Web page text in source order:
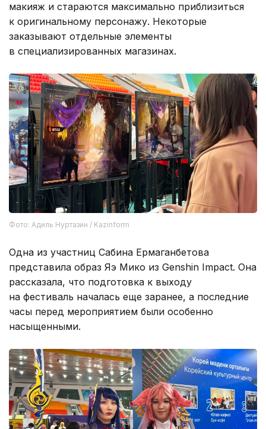
макияж и стараются максимально приблизиться
к оригинальному персонажу. Некоторые
заказывают отдельные элементы
в специализированных магазинах.
Фото: Адиль Нуртазин / Kazinform
Одна из участниц Сабина Ермаганбетова
представила образ Яэ Мико из Genshin Impact. Она
рассказала, что подготовка к выходу
на фестиваль началась еще заранее, а последние
часы перед мероприятием были особенно
насыщенными.